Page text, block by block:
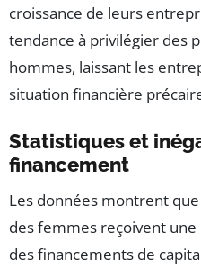
croissance de leurs
tendance à privilégier des
hommes, laissant les
situation financière
Statistiques et
financement
Les données montrent
des femmes reçoivent
des financements de